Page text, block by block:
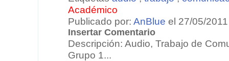
Académico
Publicado por: AnBlue el 27/05/2011
Insertar Comentario
Descripción: Audio, Trabajo de
Grupo 1...